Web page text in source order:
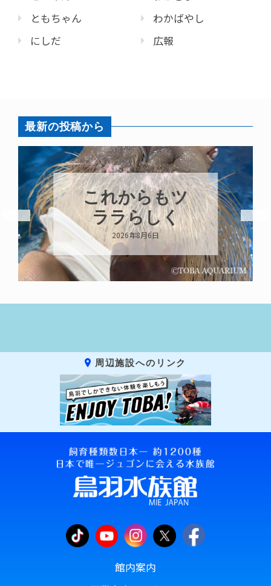
ともちゃん
にしだ
わかばやし
広報
最新の投稿から
これからもツ
ララらしく
2026年8月6日
周辺施設へのリンク
館内案内